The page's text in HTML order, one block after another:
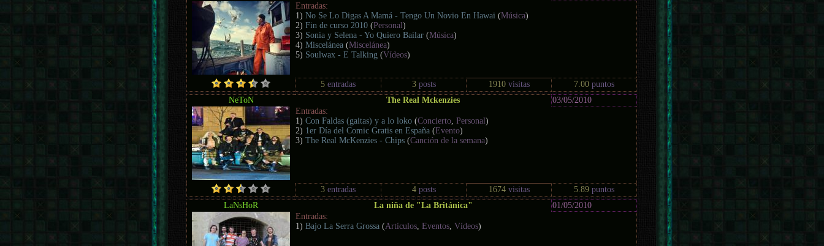
Entradas:
1)No Se Lo Digas A Mamá - Tengo Un Novio En Hawai (Música)
2)Fin de curso 2010 (Personal)
3) Sonia y Selena - Yo Quiero Bailar (Música)
4)Miscelánea (Miscelánea)
5) Soulwax - E Talking (Vídeos)
5 entradas 3posts 1910visitas 7.00 puntos
NeToN
The Real Mckenzies
03/05/2010
Entradas:
1)Con Faldas (gaitas) y a lo loko (Concierto ,Personal)
2) 1er Día del Comic Gratis en España (Evento)
3)The Real McKenzies - Chips (Canción de la semana)
3 entradas 4posts 1674visitas 5.89 puntos
LaNsHoR
La niña de "La Británica"
01/05/2010
Entradas:
1)Bajo La Serra Grossa (Artículos ,Eventos ,Vídeos)